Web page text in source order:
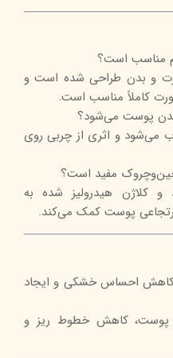
و بدن طراحی شده است و
کاملاً مناسب است.
پوست می‌شود؟
می‌شود و اثری از چربی روی
چین‌وچروک مفید است؟
و کلاژن هیدرولیز شده به
پوست کمک می‌کند.
کاهش احساس خشکی و ایجاد
پوست، کاهش خطوط ریز و